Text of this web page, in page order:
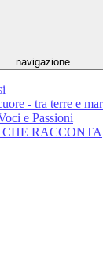
navigazione
- tra terre e
e Passioni
RACCONTA